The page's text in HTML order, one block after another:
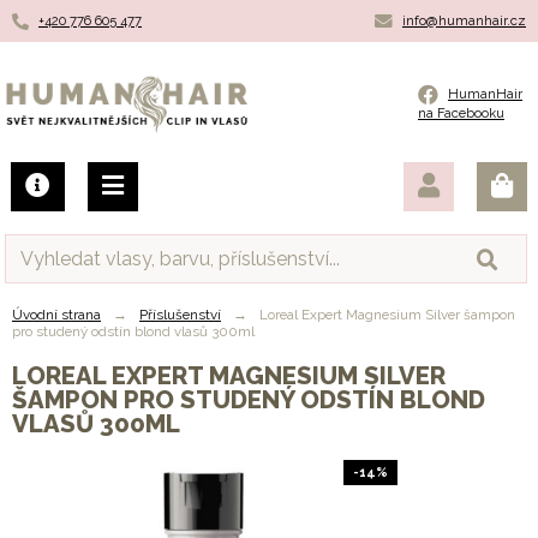
HumanHair
na Facebooku
+420 776 605 477 info@humanhair.cz
Humanhair.cz
Úvodní strana → Příslušenství →
Loreal Expert Magnesium Silver šampon
pro studený odstín blond vlasů 300ml
LOREAL EXPERT MAGNESIUM SILVER
ŠAMPON PRO STUDENÝ ODSTÍN BLOND
VLASŮ 300ML
-14%